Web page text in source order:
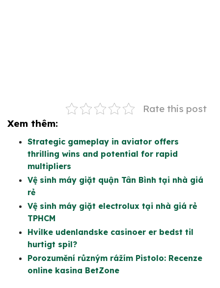
Rate this post
Xem thêm:
Strategic gameplay in aviator offers
thrilling wins and potential for rapid
multipliers
Vệ sinh máy giặt quận Tân Bình tại nhà giá
rẻ
Vệ sinh máy giặt electrolux tại nhà giá rẻ
TPHCM
Hvilke udenlandske casinoer er bedst til
hurtigt spil?
Porozumění různým rážím Pistolo: Recenze
online kasina BetZone